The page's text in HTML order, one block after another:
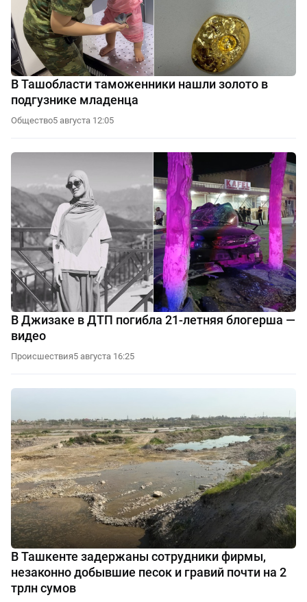
В Ташобласти таможенники нашли золото в
подгузнике младенца
Общество5 августа 12:05
В Джизаке в ДТП погибла 21-летняя блогерша —
видео
Происшествия5 августа 16:25
В Ташкенте задержаны сотрудники фирмы,
незаконно добывшие песок и гравий почти на 2
трлн сумов